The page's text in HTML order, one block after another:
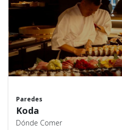
Paredes
Koda
Dónde Comer